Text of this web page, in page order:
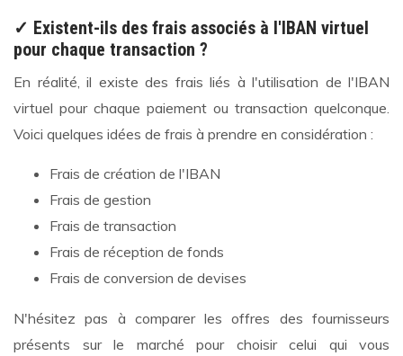
✓ Existent-ils des frais associés à l'IBAN virtuel
pour chaque transaction ?
En réalité, il existe des frais liés à l'utilisation de l'IBAN
virtuel pour chaque paiement ou transaction quelconque.
Voici quelques idées de frais à prendre en considération :
Frais de création de l'IBAN
Frais de gestion
Frais de transaction
Frais de réception de fonds
Frais de conversion de devises
N'hésitez pas à comparer les offres des fournisseurs
présents sur le marché pour choisir celui qui vous